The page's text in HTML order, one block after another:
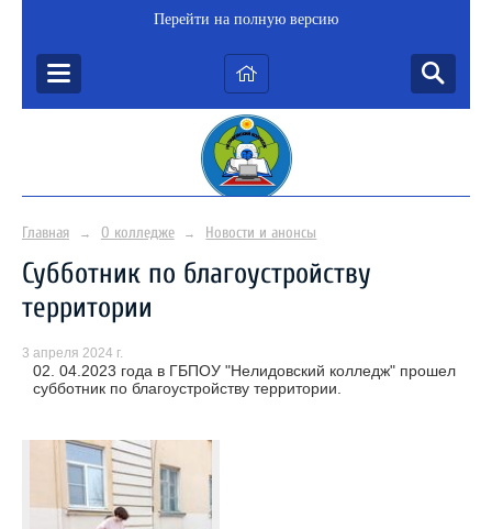
Перейти на полную версию
Главная → О колледже → Новости и анонсы
Субботник по благоустройству
территории
3 апреля 2024 г.
02. 04.2023 года в ГБПОУ "Нелидовский колледж" прошел
субботник по благоустройству территории.